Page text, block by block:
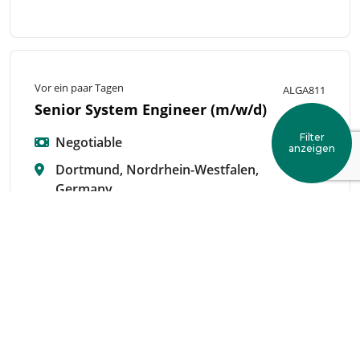
Filter
anzeigen
Vor ein paar Tagen ALGA811
Senior System Engineer (m/w/d)
Negotiable
Dortmund, Nordrhein-Westfalen,
Germany